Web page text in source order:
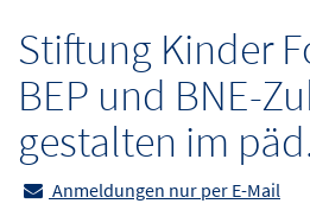
Stiftung Kinder
BEP und BNE-
gestalten im
Anmeldungen nur per E-Mail